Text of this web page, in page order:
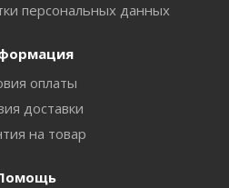
персональных данных
оплаты
доставки
на товар